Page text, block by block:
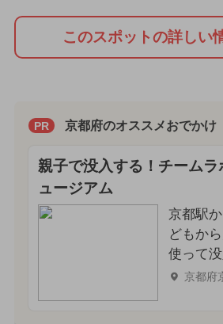
このスポットの詳しい
PR 京都府のオススメおでかけ
親子で没入する！チームラ
ュージアム
京都駅
どもか
使って
京都府